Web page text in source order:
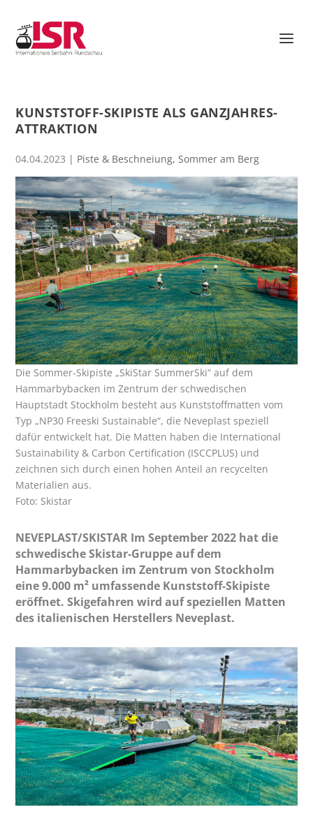
KUNSTSTOFF-SKIPISTE ALS GANZJAHRES-
ATTRAKTION
04.04.2023 | Piste & Beschneiung,Sommer am Berg
Die Sommer-Skipiste „SkiStar SummerSki“ auf dem
Hammarbybacken im Zentrum der schwedischen
Hauptstadt Stockholm besteht aus Kunststoffmatten vom
Typ „NP30 Freeski Sustainable“, die Neveplast speziell
dafür entwickelt hat. Die Matten haben die International
Sustainability & Carbon Certification (ISCCPLUS) und
zeichnen sich durch einen hohen Anteil an recycelten
Materialien aus.
Foto: Skistar
NEVEPLAST/SKISTAR Im September 2022 hat die
schwedische Skistar-Gruppe auf dem
Hammarbybacken im Zentrum von Stockholm
eine 9.000 m² umfassende Kunststoff-Skipiste
eröffnet. Skigefahren wird auf speziellen Matten
des italienischen Herstellers Neveplast.